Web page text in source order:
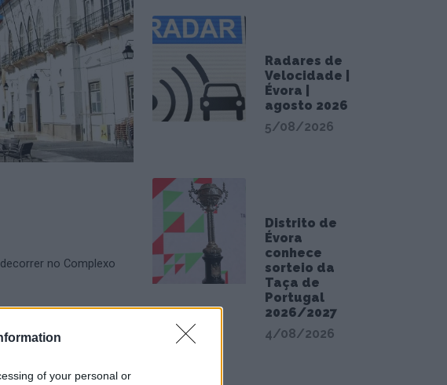
of your personal or
no Complexo
Radares de
Velocidade |
Évora |
agosto 2026
5/08/2026
Distrito de
Évora
conhece
sorteio da
Taça de
Portugal
2026/2027
4/08/2026